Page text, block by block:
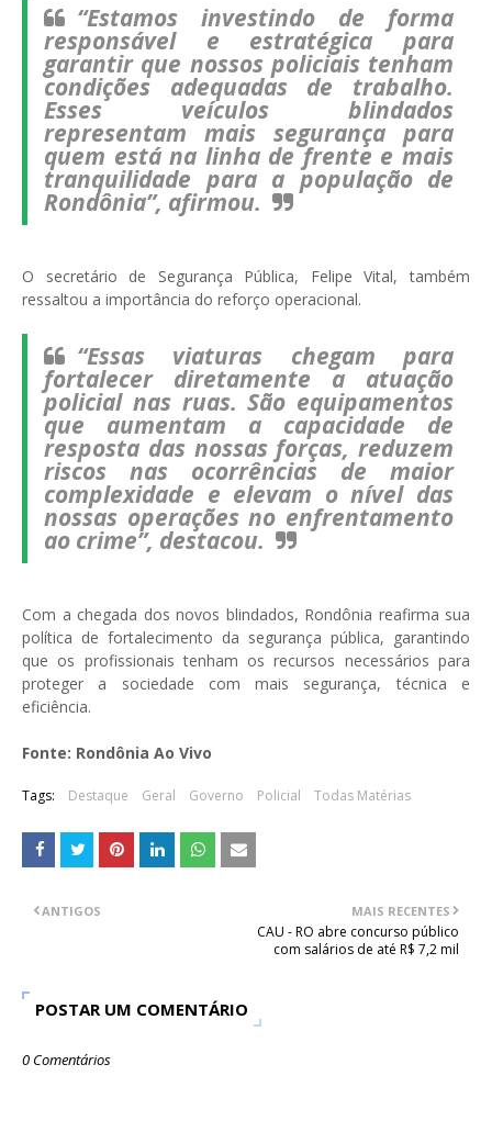
“Estamos investindo de forma
responsável e estratégica para
garantir que nossos policiais tenham
condições adequadas de trabalho.
Esses veículos blindados
representam mais segurança para
quem está na linha de frente e mais
tranquilidade para a população de
Rondônia”, afirmou.
O secretário de Segurança Pública, Felipe Vital, também
ressaltou a importância do reforço operacional.
“Essas viaturas chegam para
fortalecer diretamente a atuação
policial nas ruas. São equipamentos
que aumentam a capacidade de
resposta das nossas forças, reduzem
riscos nas ocorrências de maior
complexidade e elevam o nível das
nossas operações no enfrentamento
ao crime”, destacou.
Com a chegada dos novos blindados, Rondônia reafirma sua
política de fortalecimento da segurança pública, garantindo
que os profissionais tenham os recursos necessários para
proteger a sociedade com mais segurança, técnica e
eficiência.
Fonte: Rondônia Ao Vivo
Tags: Destaque Geral Governo Policial Todas Matérias
MAIS RECENTES
CAU - RO abre concurso público
com salários de até R$ 7,2 mil
ANTIGOS
POSTAR UM COMENTÁRIO
0 Comentários